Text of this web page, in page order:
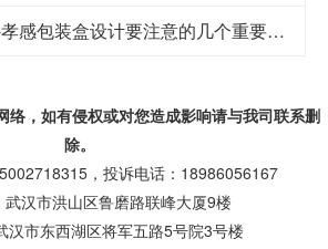
包装盒印刷制作-孝感包装盒设计要注意的几个重要因素
络，如有侵权或对您造成影响请与我司联系删
除。
，投诉电话：18986056167
武汉市洪山区鲁磨路联峰大厦9楼
汉市东西湖区将军五路5号院3号楼